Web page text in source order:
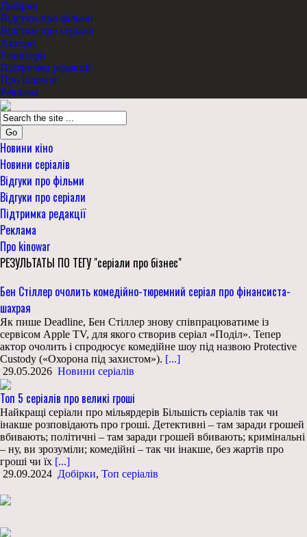
Добірки
Відгуки про фільми
Відгуки про серіали
Актори
Режисери
Підтримка редакції
Про kinowar
Реклама
Go
Новини кіно
Новини серіалів
Відгуки про фільми
Відгуки про серіали
Підтримка редакції
Реклама
Про kinowar
РЕЗУЛЬТАТЫ ПО ТЕГУ "серіали про бізнес"
Бен Стіллер очолить комедійно-тюремний серіал про фінансиста-
шахрая
Як пише Deadline, Бен Стіллер знову співпрацюватиме із
сервісом Apple TV, для якого створив серіал «Поділ». Тепер
актор очолить і спродюсує комедійне шоу під назвою Protective
Custody («Охорона під захистом»). [...]
29.05.2026 Новини серіалів
Топ 5 серіалів про великі гроші
Найкращі серіали про мільярдерів Більшість серіалів так чи
інакше розповідають про гроші. Детективні – там заради грошей
вбивають; політичні – там заради грошей вбивають; кримінальні
– ну, ви зрозуміли; комедійні – так чи інакше, без жартів про
гроші чи їх [...]
29.09.2024 Добірки, Топ серіалів